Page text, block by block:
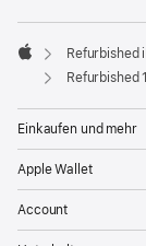
Apple
Refurbished
Refurbished
Einkaufen und mehr
Apple Wallet
Account